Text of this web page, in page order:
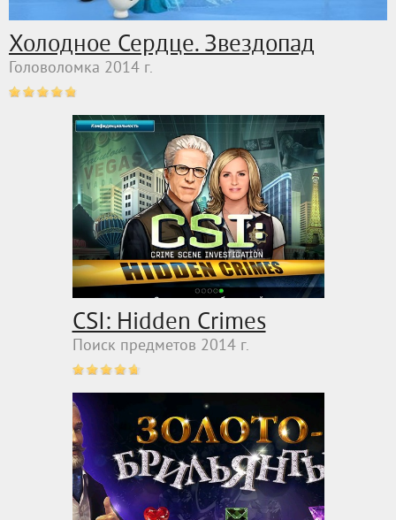
Холодное Сердце. Звездопад
Головоломка 2014 г.
CSI: Hidden Crimes
Поиск предметов 2014 г.